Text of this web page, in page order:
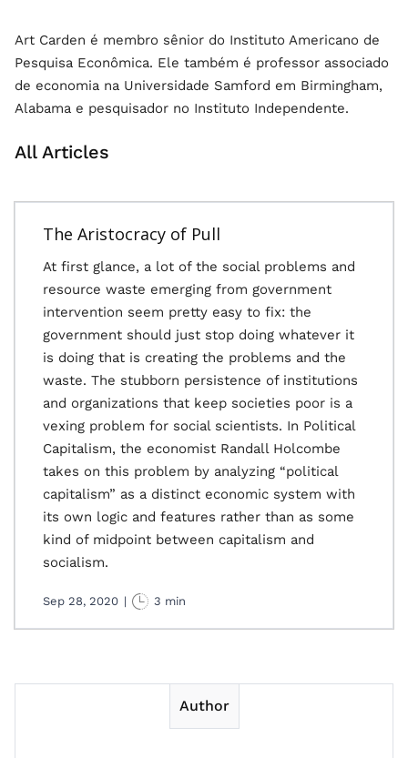
Art Carden é membro sênior do Instituto Americano de
Pesquisa Econômica. Ele também é professor associado
de economia na Universidade Samford em Birmingham,
Alabama e pesquisador no Instituto Independente.
All Articles
The Aristocracy of Pull
At first glance, a lot of the social problems and
resource waste emerging from government
intervention seem pretty easy to fix: the
government should just stop doing whatever it
is doing that is creating the problems and the
waste. The stubborn persistence of institutions
and organizations that keep societies poor is a
vexing problem for social scientists. In Political
Capitalism, the economist Randall Holcombe
takes on this problem by analyzing “political
capitalism” as a distinct economic system with
its own logic and features rather than as some
kind of midpoint between capitalism and
socialism.
Sep 28, 2020 | 3 min
Author